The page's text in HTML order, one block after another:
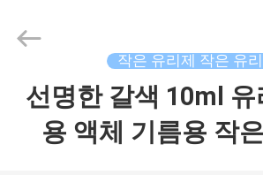
2017
Industry
작은 유리제 작은 유
선명한 갈색 10ml 유
용 액체 기름용 작